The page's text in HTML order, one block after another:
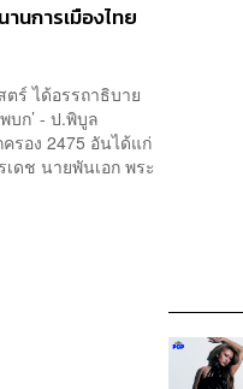
นการเมืองไทย
ร์ ได้อรรถาธิบาย
บก’ - ป.พิบูล
รอง 2475 อันได้แก่
ดช นายพันเอก พระ